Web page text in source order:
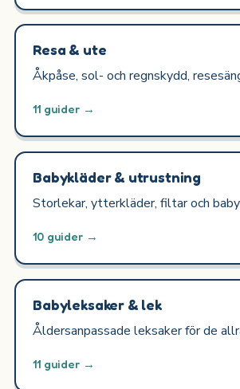
Resa & ute
Åkpåse, sol- och regnskydd,
11 guider →
Babykläder & utrustning
Storlekar, ytterkläder, filtar och
10 guider →
Babyleksaker & lek
Åldersanpassade leksaker för de
11 guider →